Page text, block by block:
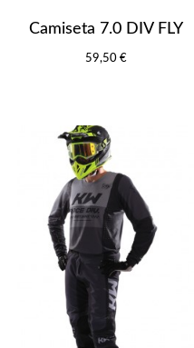
Camiseta 7.0 DIV FLY
59,50 €